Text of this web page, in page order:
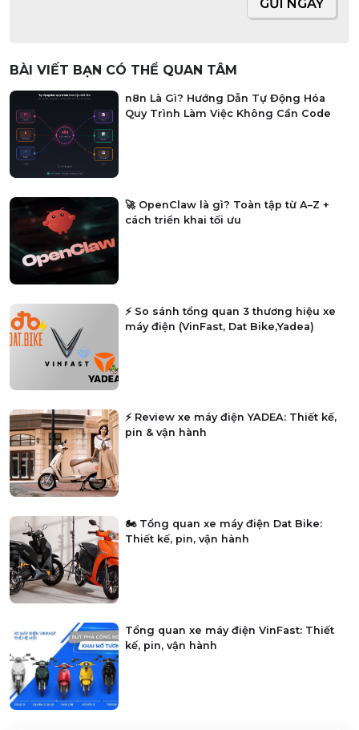
GỬI NGAY
BÀI VIẾT BẠN CÓ THỂ QUAN TÂM
n8n Là Gì? Hướng Dẫn Tự Động Hóa
Quy Trình Làm Việc Không Cần Code
🚀 OpenClaw là gì? Toàn tập từ A–Z +
cách triển khai tối ưu
⚡ So sánh tổng quan 3 thương hiệu xe
máy điện (VinFast, Dat Bike,Yadea)
⚡ Review xe máy điện YADEA: Thiết kế,
pin & vận hành
🏍️ Tổng quan xe máy điện Dat Bike:
Thiết kế, pin, vận hành
Tổng quan xe máy điện VinFast: Thiết
kế, pin, vận hành